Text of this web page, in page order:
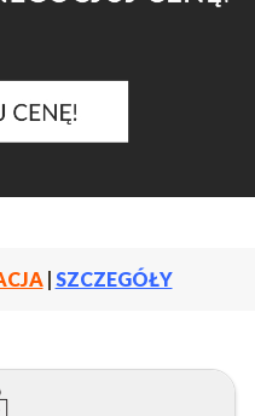
| SZCZEGÓŁY